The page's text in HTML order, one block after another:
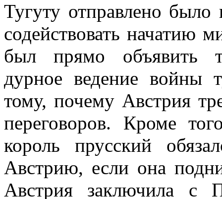
Тугуту отправлено было
содействовать начатию
был прямо объявить
дурное ведение войны
тому, почему Австрия
переговоров. Кроме
король прусский
Австрию, если она
Австрия заключила